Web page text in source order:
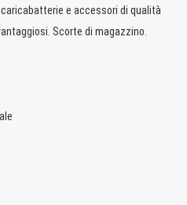
e accessori di qualità
Scorte di magazzino.